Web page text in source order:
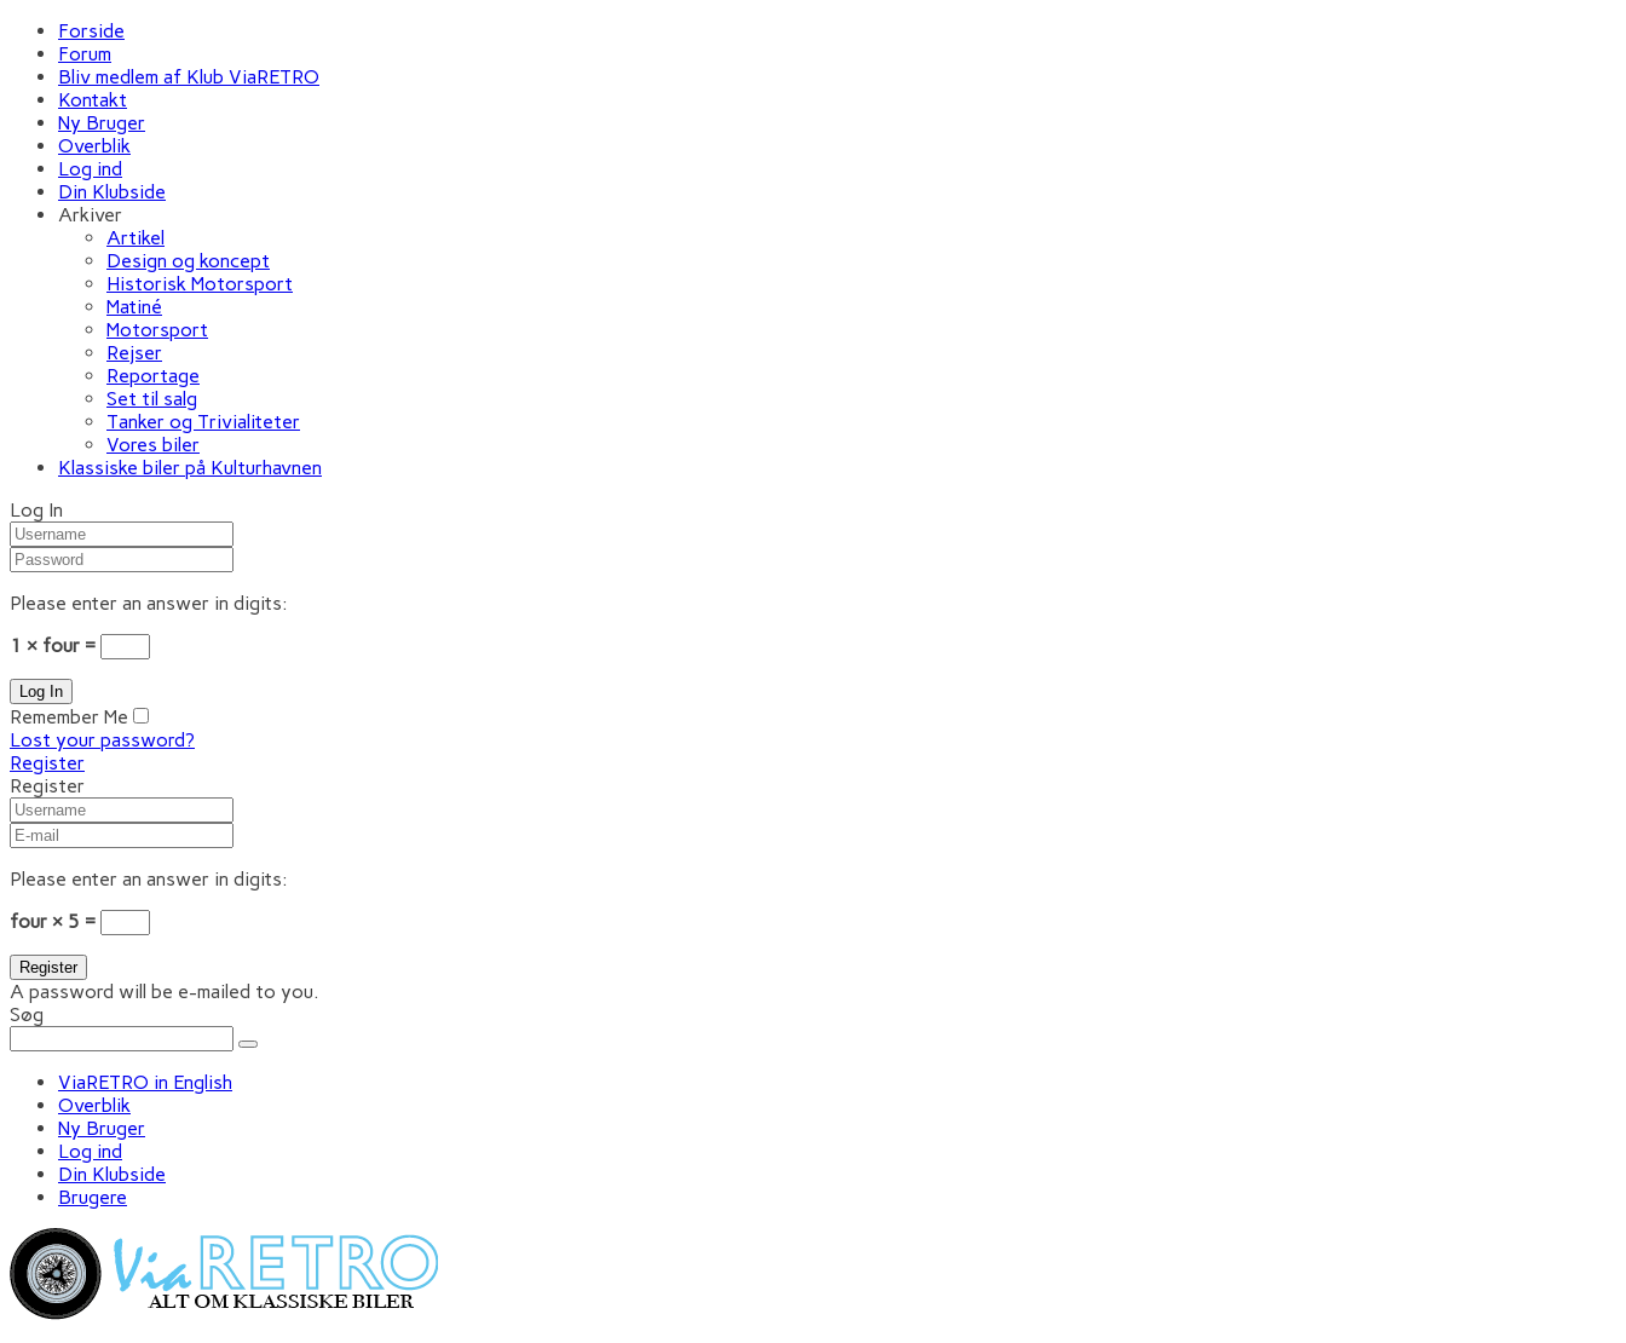
Forside
Forum
Bliv medlem af Klub ViaRETRO
Kontakt
Ny Bruger
Overblik
Log ind
Din Klubside
Arkiver
Artikel
Design og koncept
Historisk Motorsport
Matiné
Motorsport
Rejser
Reportage
Set til salg
Tanker og Trivialiteter
Vores biler
Klassiske biler på Kulturhavnen
Log In
Please enter an answer in digits:
1 × four =
Remember Me
Lost your password?
Register
Register
Please enter an answer in digits:
four × 5 =
A password will be e-mailed to you.
Søg
ViaRETRO in English
Overblik
Ny Bruger
Log ind
Din Klubside
Brugere